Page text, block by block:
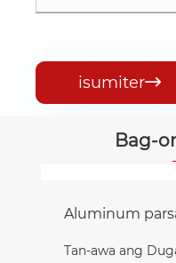
isumiter
Bag-